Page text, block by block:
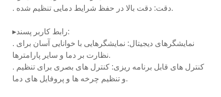
. دقت: دقت بالا در حفظ شرایط دمایی تنظیم شده.
▸رابط کاربر پسند:
. نمایشگرهای دیجیتال: نمایشگرهایی با خوانایی آسان برای
نظارت بر دما و سایر پارامترها.
. کنترل های قابل برنامه ریزی: کنترل های بصری برای تنظیم
و تنظیم چرخه ها و پروفایل های دما.